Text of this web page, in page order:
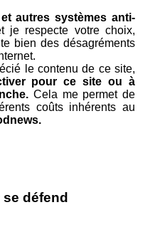
autres systèmes anti-
je respecte votre choix,
bien des désagréments
le contenu de ce site,
pour ce site ou à
Cela me permet de
coûts inhérents au
défend